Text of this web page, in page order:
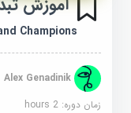
Champions
Alex Genadinik
زمان دوره: 2 hours